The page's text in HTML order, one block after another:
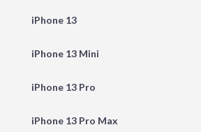
iPhone 13
iPhone 13 Mini
iPhone 13 Pro
iPhone 13 Pro Max